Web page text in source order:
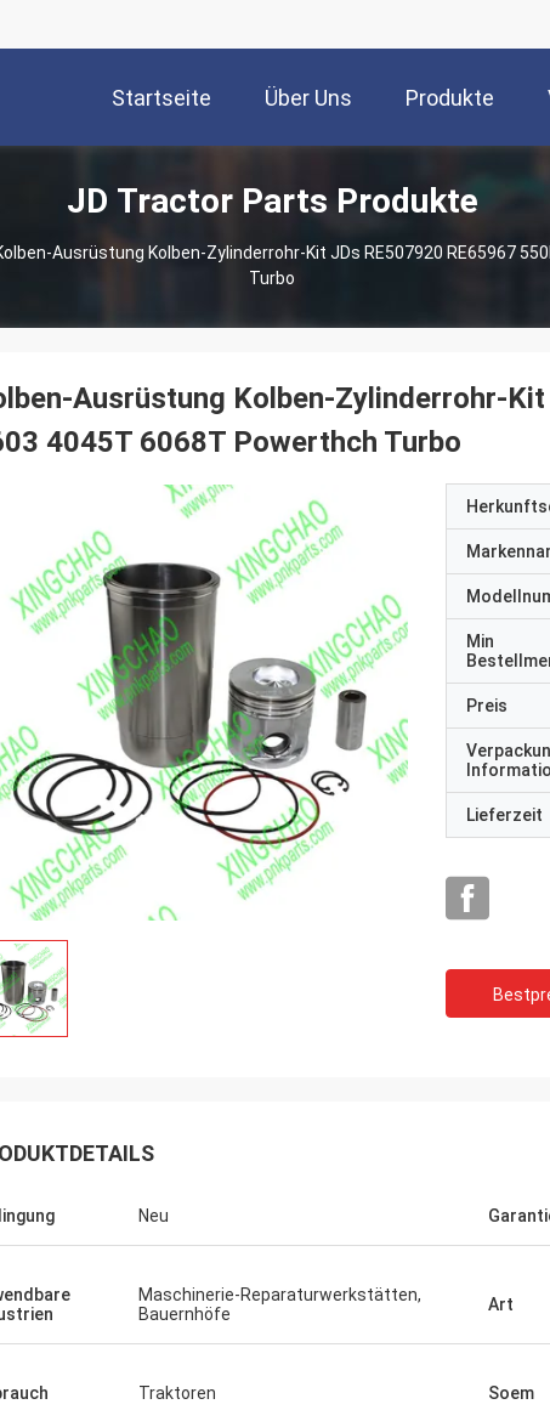
Startseite Über Uns Produkte
JD Tractor Parts Produkte
Ausrüstung Kolben-Zylinderrohr-Kit JDs RE507920 RE65967
Turbo
Ausrüstung Kolben-Zylinderrohr-
4045T 6068T Powerthch Turbo
Min
Preis
Lieferzeit
Neu
Maschinerie-Reparaturwerkstätten,
Bauernhöfe
Art
Traktoren Soem